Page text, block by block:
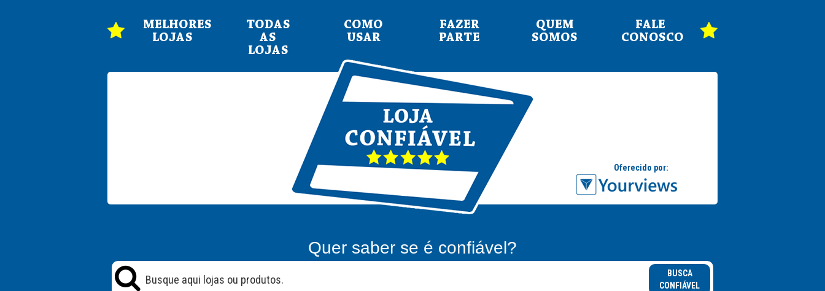
MELHORES
LOJAS
TODAS
AS
LOJAS
COMO
USAR
FAZER
PARTE
QUEM
SOMOS
FALE
CONOSCO
Quer saber se é confiável?
BUSCA
CONFIÁVEL